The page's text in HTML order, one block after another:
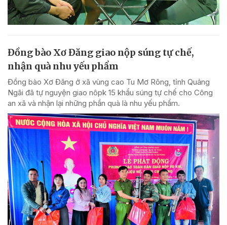
Đồng bào Xơ Đăng giao nộp súng tự chế,
nhận quà nhu yếu phẩm
Đồng bào Xơ Đăng ở xã vùng cao Tu Mơ Rông, tỉnh Quảng
Ngãi đã tự nguyện giao nôpk 15 khẩu súng tự chế cho Công
an xã và nhận lại những phần quà là nhu yếu phẩm.